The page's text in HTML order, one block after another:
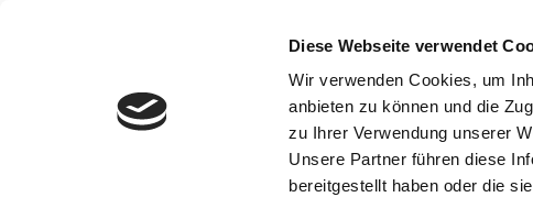
Diese Webseite verwendet
Wir verwenden Cookies, um
anbieten zu können und die
zu Ihrer Verwendung unserer
Unsere Partner führen diese
bereitgestellt haben oder die